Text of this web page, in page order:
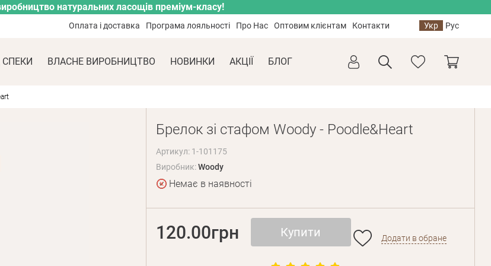
натуральних ласощів преміум-класу!
Оплата і доставка Програма лояльності Про Нас Оптовим клієнтам Контакти Укр Рус
СПЕКИ ВЛАСНЕ ВИРОБНИЦТВО НОВИНКИ АКЦІЇ БЛОГ
Брелок зі стафом Woody - Poodle&Heart
Артикул: 1-101175
Виробник:Woody
Немає в наявності
120.00грн Купити Додати в обране